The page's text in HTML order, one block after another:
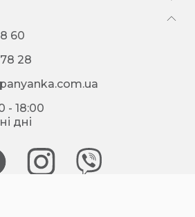
60
28
- 18:00
дні